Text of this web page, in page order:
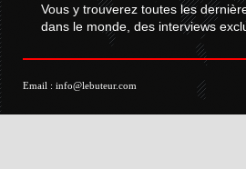
Vous y trouverez toutes les
dans le monde, des interviews
Email : info@lebuteur.com